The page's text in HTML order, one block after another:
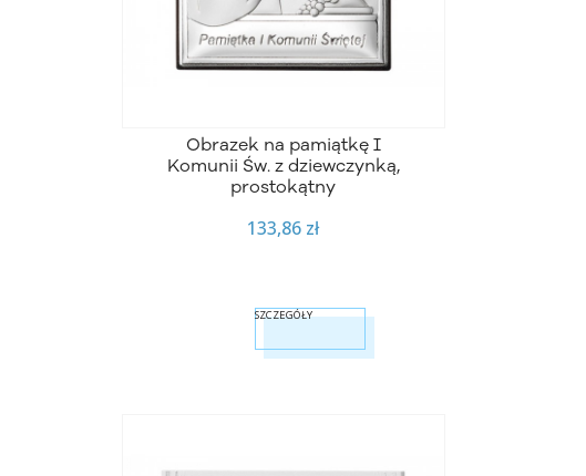
Obrazek na pamiątkę I
Komunii Św. z dziewczynką,
prostokątny
133,86 zł
SZCZEGÓŁY